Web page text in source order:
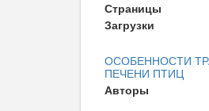
Страницы
Загрузки
ОСОБЕННОСТИ
ПЕЧЕНИ ПТИЦ
Авторы